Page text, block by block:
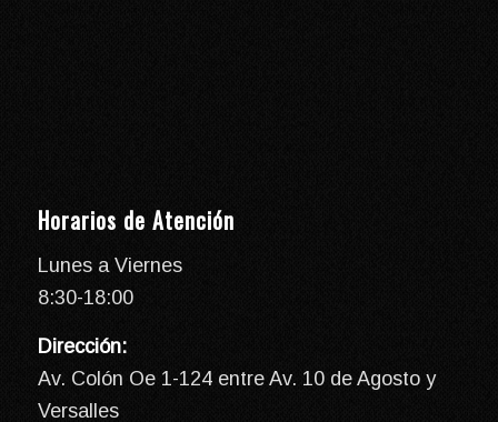
Horarios de Atención
Lunes a Viernes
8:30-18:00
Dirección:
Av. Colón Oe 1-124 entre Av. 10 de Agosto y
Versalles